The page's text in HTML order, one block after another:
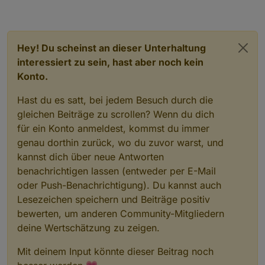
Die Schrift laesst sich zwar verkleinern,
allerdings muss sie so klein dargestellt
und 1000 Dank fuer deine Muehe den View
mit allem drum und dran zur Verfuegung zu
stellen. So konnte ich relativ schnell meine
Anpassungen vornehmen: siehe unten.
Dort siehst du auch das
Formatierungsproblem mit dem HTML
Hey! Du scheinst an dieser Unterhaltung
interessiert zu sein, hast aber noch kein
Konto.
Hast du es satt, bei jedem Besuch durch die
gleichen Beiträge zu scrollen? Wenn du dich
für ein Konto anmeldest, kommst du immer
genau dorthin zurück, wo du zuvor warst, und
kannst dich über neue Antworten
benachrichtigen lassen (entweder per E-Mail
oder Push-Benachrichtigung). Du kannst auch
Lesezeichen speichern und Beiträge positiv
bewerten, um anderen Community-Mitgliedern
deine Wertschätzung zu zeigen.
Mit deinem Input könnte dieser Beitrag noch